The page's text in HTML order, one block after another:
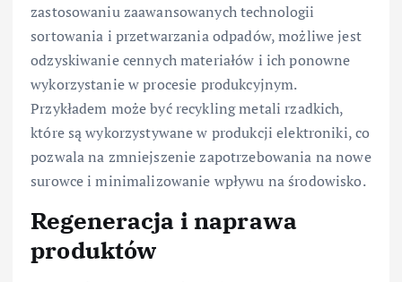
zastosowaniu zaawansowanych technologii
sortowania i przetwarzania odpadów, możliwe jest
odzyskiwanie cennych materiałów i ich ponowne
wykorzystanie w procesie produkcyjnym.
Przykładem może być recykling metali rzadkich,
które są wykorzystywane w produkcji elektroniki, co
pozwala na zmniejszenie zapotrzebowania na nowe
surowce i minimalizowanie wpływu na środowisko.
Regeneracja i naprawa
produktów